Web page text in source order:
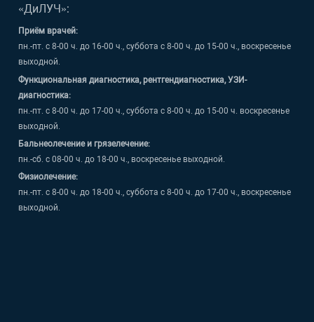
«ДиЛУЧ»:
Приём врачей:
пн.-пт. с 8-00 ч. до 16-00 ч., суббота с 8-00 ч. до 15-00 ч., воскресенье
выходной.
Функциональная диагностика, рентгендиагностика, УЗИ-
диагностика:
пн.-пт. с 8-00 ч. до 17-00 ч., суббота с 8-00 ч. до 15-00 ч. воскресенье
выходной.
Бальнеолечение и грязелечение:
пн.-сб. с 08-00 ч. до 18-00 ч., воскресенье выходной.
Физиолечение:
пн.-пт. с 8-00 ч. до 18-00 ч., суббота с 8-00 ч. до 17-00 ч., воскресенье
выходной.